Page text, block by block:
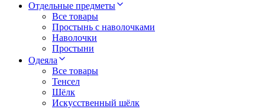
Отдельные предметы
Все товары
Простынь с наволочками
Наволочки
Простыни
Одеяла
Все товары
Тенсел
Шёлк
Искусственный шёлк